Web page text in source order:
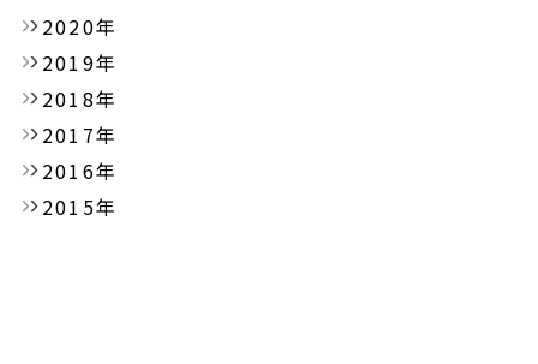
2020年
2019年
2018年
2017年
2016年
2015年